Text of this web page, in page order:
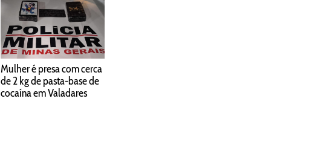
Mulher é presa com cerca
de 2 kg de pasta-base de
cocaína em Valadares